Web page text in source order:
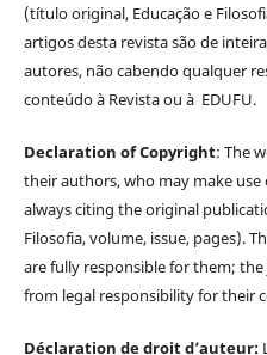
(título original, Educação e
artigos desta revista são de
autores, não cabendo qualquer
conteúdo à Revista ou à EDUFU.
Declaration of Copyright: The
their authors, who may make
always citing the original
Filosofia, volume, issue, pages).
are fully responsible for them;
from legal responsibility for their
Déclaration de droit d’auteur: